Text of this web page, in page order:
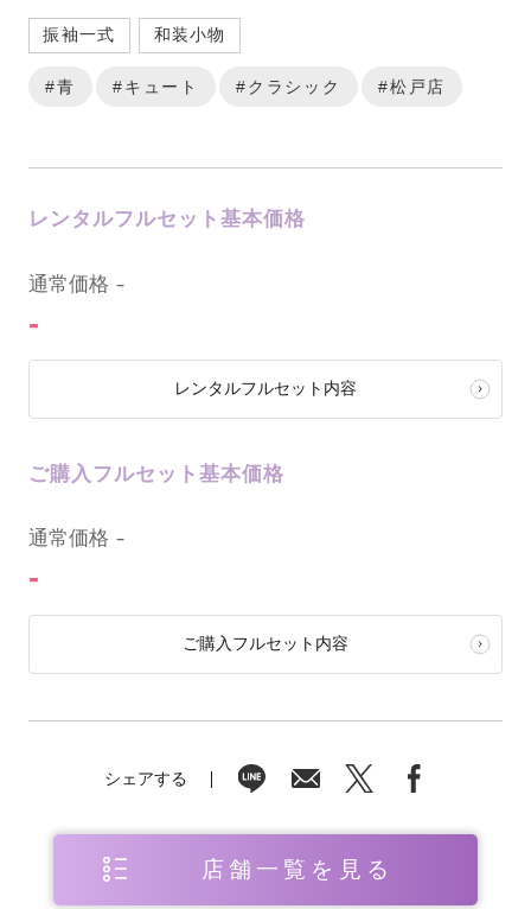
振袖一式 和装小物
#青 #キュート #クラシック #松戸店
レンタルフルセット基本価格
通常価格 -
-
レンタルフルセット内容
ご購入フルセット基本価格
通常価格 -
-
ご購入フルセット内容
シェアする
店舗一覧を見る